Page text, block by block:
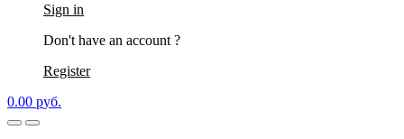
Sign in
Don't have an account ?
Register
0.00 руб.